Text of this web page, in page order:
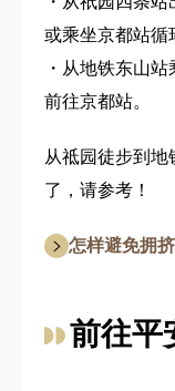
或乘坐京都站循
・从地铁东山
前往京都站。
从祗园徒步到
了，请参考！
怎样避免拥
前往平